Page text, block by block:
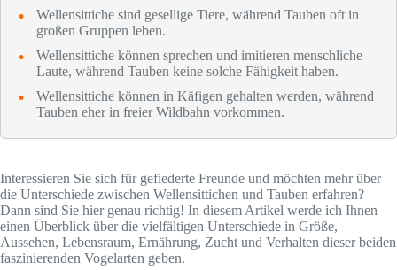
Wellensittiche sind gesellige Tiere, während Tauben oft in
großen Gruppen leben.
Wellensittiche können sprechen und imitieren menschliche
Laute, während Tauben keine solche Fähigkeit haben.
Wellensittiche können in Käfigen gehalten werden, während
Tauben eher in freier Wildbahn vorkommen.
Interessieren Sie sich für gefiederte Freunde und möchten mehr über
die Unterschiede zwischen Wellensittichen und Tauben erfahren?
Dann sind Sie hier genau richtig! In diesem Artikel werde ich Ihnen
einen Überblick über die vielfältigen Unterschiede in Größe,
Aussehen, Lebensraum, Ernährung, Zucht und Verhalten dieser beiden
faszinierenden Vogelarten geben.